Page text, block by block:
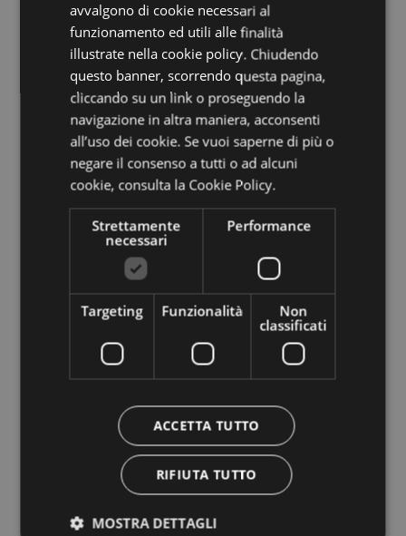
Questi particolari itinerari offrono la
possibilità di unire la cultura al piacere e
godere dell’atmosfera conviviale della
città. Da quest’anno il martedì pomeriggio
viene organizzata una passeggiata
rilassante che si articola in tre tappe per
guidarvi ad assaporare un bicchiere di vino
fatto in casa, una birra rinfrescante e altre
prelibatezze locali in alcuni angoli storici.
Sempre il martedì e anche il venerdì
pomeriggio, coloro che intendono
città possono scegliere la visita guidata alla
Cantina di Bolzano durante la quale – oltre
a scoprire il fascino dell’innovativa
architettura che la contraddistingue - si
avvalgono di cookie necessari al
funzionamento ed utili alle finalità
illustrate nella cookie policy. Chiudendo
questo banner, scorrendo questa pagina,
cliccando su un link o proseguendo la
navigazione in altra maniera, acconsenti
all’uso dei cookie. Se vuoi saperne di più o
negare il consenso a tutti o ad alcuni
cookie, consulta la Cookie Policy.
Strettamente
necessari
Performance
Targeting Funzionalità
Non
classificati
ACCETTA TUTTO
RIFIUTA TUTTO
MOSTRA DETTAGLI